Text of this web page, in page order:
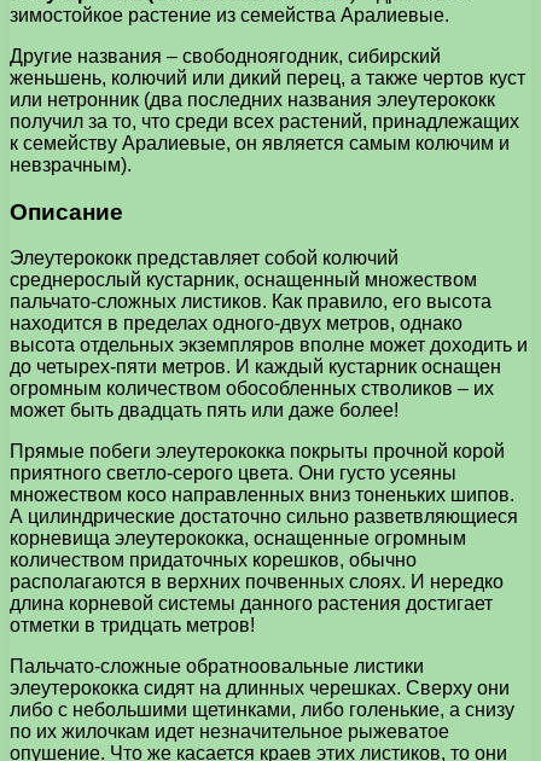
зимостойкое растение из семейства Аралиевые.
Другие названия – свободноягодник, сибирский
женьшень, колючий или дикий перец, а также чертов куст
или нетронник (два последних названия элеутерококк
получил за то, что среди всех растений, принадлежащих
к семейству Аралиевые, он является самым колючим и
невзрачным).
Описание
Элеутерококк представляет собой колючий
среднерослый кустарник, оснащенный множеством
пальчато-сложных листиков. Как правило, его высота
находится в пределах одного-двух метров, однако
высота отдельных экземпляров вполне может доходить и
до четырех-пяти метров. И каждый кустарник оснащен
огромным количеством обособленных стволиков – их
может быть двадцать пять или даже более!
Прямые побеги элеутерококка покрыты прочной корой
приятного светло-серого цвета. Они густо усеяны
множеством косо направленных вниз тоненьких шипов.
А цилиндрические достаточно сильно разветвляющиеся
корневища элеутерококка, оснащенные огромным
количеством придаточных корешков, обычно
располагаются в верхних почвенных слоях. И нередко
длина корневой системы данного растения достигает
отметки в тридцать метров!
Пальчато-сложные обратноовальные листики
элеутерококка сидят на длинных черешках. Сверху они
либо с небольшими щетинками, либо голенькие, а снизу
по их жилочкам идет незначительное рыжеватое
опушение. Что же касается краев этих листиков, то они